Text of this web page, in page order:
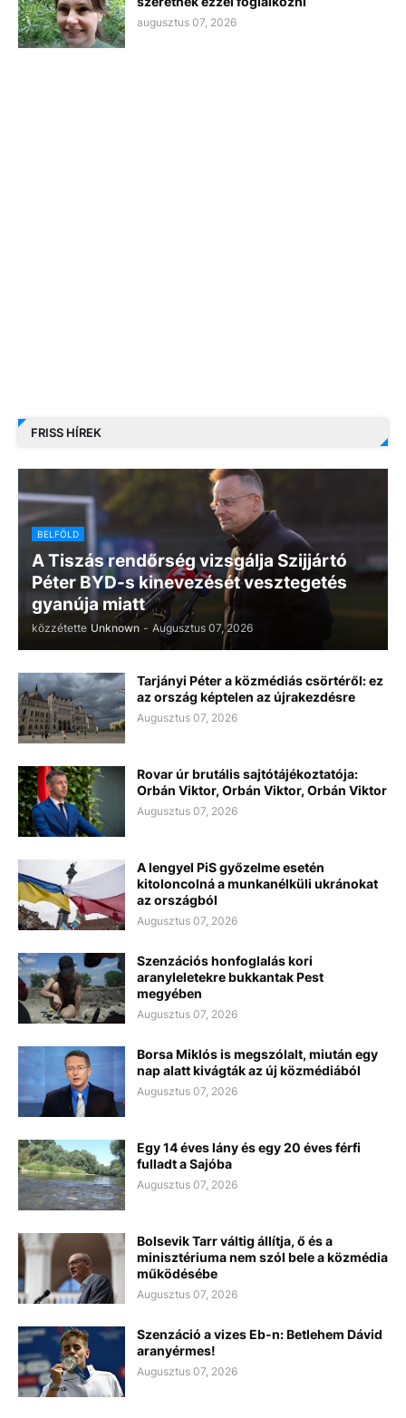
augusztus 07, 2026
FRISS HÍREK
BELFÖLD
A Tiszás rendőrség vizsgálja Szijjártó
Péter BYD-s kinevezését vesztegetés
gyanúja miatt
közzétette Unknown - Augusztus 07, 2026
Tarjányi Péter a közmédiás csörtéről: ez
az ország képtelen az újrakezdésre
Augusztus 07, 2026
Rovar úr brutális sajtótájékoztatója:
Orbán Viktor, Orbán Viktor, Orbán Viktor
Augusztus 07, 2026
A lengyel PiS győzelme esetén
kitoloncolná a munkanélküli ukránokat
az országból
Augusztus 07, 2026
Szenzációs honfoglalás kori
aranyleletekre bukkantak Pest
megyében
Augusztus 07, 2026
Borsa Miklós is megszólalt, miután egy
nap alatt kivágták az új közmédiából
Augusztus 07, 2026
Egy 14 éves lány és egy 20 éves férfi
fulladt a Sajóba
Augusztus 07, 2026
Bolsevik Tarr váltig állítja, ő és a
minisztériuma nem szól bele a közmédia
működésébe
Augusztus 07, 2026
Szenzáció a vizes Eb-n: Betlehem Dávid
aranyérmes!
Augusztus 07, 2026